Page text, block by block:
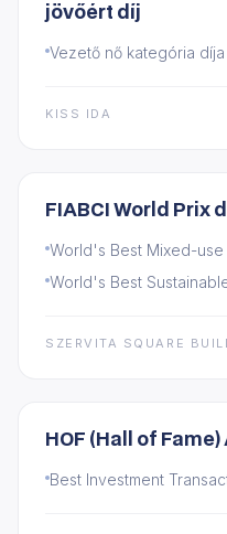
jövőért díj
Vezető nő kategória díja
KISS IDA
FIABCI World Prix
World's Best Mixed-
World's Best
SZERVITA SQUARE
HOF (Hall of
Best Investment